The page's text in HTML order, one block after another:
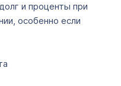
и проценты при
особенно если